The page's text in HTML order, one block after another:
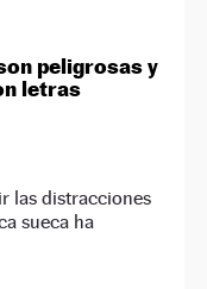
peligrosas y
letras
las distracciones
sueca ha